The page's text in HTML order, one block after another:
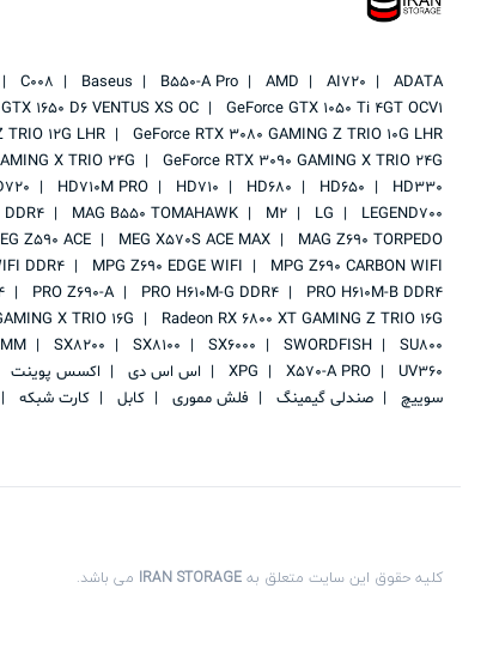
ADATA
AI720
AMD
B550-A Pro
Baseus
C008
GeForce GTX 1050 Ti 4GT OCV1
1650 D6 VENTUS XS OC
GeForce RTX 3080 GAMING Z TRIO 10G LHR
12G LHR
GeForce RTX 3090 GAMING X TRIO 24G
X TRIO 24G
HD330
HD650
HD680
HD710
HD710M PRO
LEGEND700
LG
M2
MAG B550 TOMAHAWK
MAG Z690 TORPEDO
MEG X570S ACE MAX
Z590 ACE
MPG Z690 CARBON WIFI
MPG Z690 EDGE WIFI
DDR4
PRO H610M-B DDR4
PRO H610M-G DDR4
PRO Z690-A
Radeon RX 6800 XT GAMING Z TRIO 16G
X TRIO 16G
SU800
SWORDFISH
SX6000
SX8100
SX8200
UV360
X570-A PRO
XPG اس اس دی اکسس پوینت
سوییچ
صندلی گیمینگ فلش مموری کابل کارت شبکه
کلیه حقوق این سایت متعلق بهIRAN STORAGE می باشد.